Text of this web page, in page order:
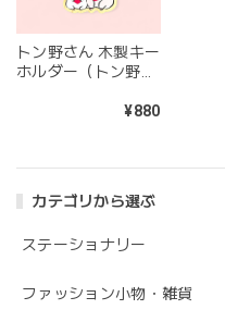
カテゴリから選ぶ
ステーショナリー
ファッション小物・雑貨
トン野さん 木製キー
ホルダー（トン野さ
ート、ぎゅっ）¥880